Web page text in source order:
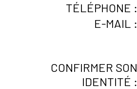
TÉLÉPHONE :
E-MAIL :
CONFIRMER SON
IDENTITÉ :